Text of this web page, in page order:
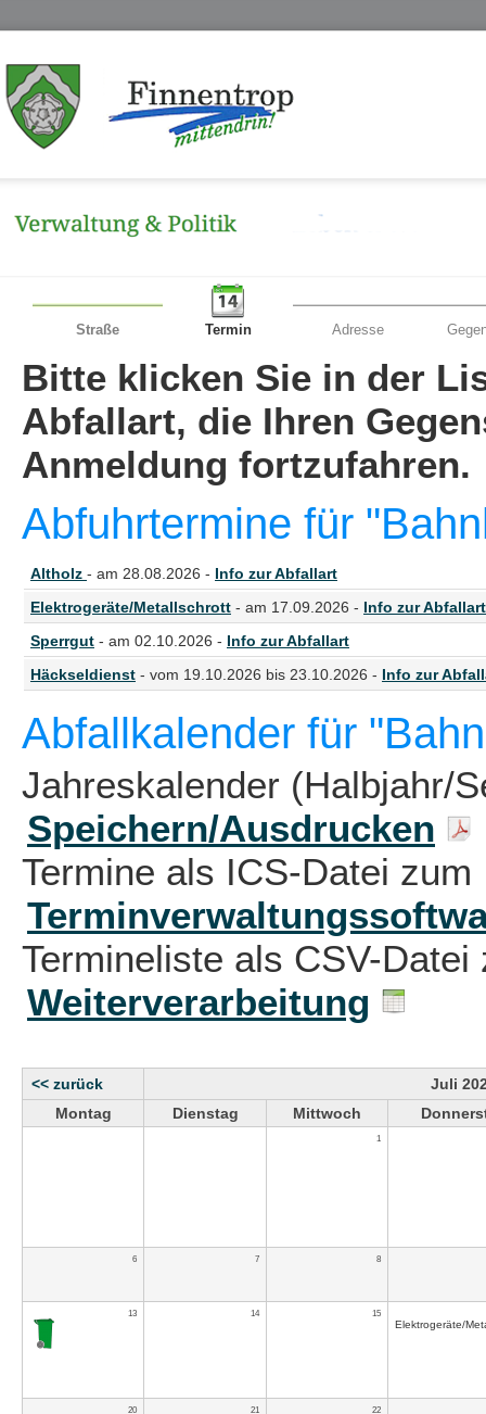
Straße Termin Adresse
Bitte klicken Sie in der
Abfallart, die Ihren
Anmeldung fortzufahren.
Abfuhrtermine für
Altholz - am 28.08.2026 - Info zur Abfallart
Elektrogeräte/Metallschrott - am 17.09.2026 - Info zur Abfallart
Sperrgut - am 02.10.2026 - Info zur Abfallart
Häckseldienst - vom 19.10.2026 bis 23.10.2026 - Info zur
Abfallkalender für
Jahreskalender (Halbjahr/
Speichern/Ausdrucken
Termine als ICS-Datei zum
Termineliste als CSV-
Weiterverarbeitung
<< zurück
Juli
Montag
Dienstag Mittwoch
1
6 7 8
13 14 15
Elektrogeräte/
20 21 22